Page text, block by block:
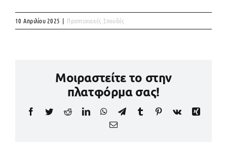
10 Απριλίου 2025 | Προπτυχιακές Σπουδές
Μοιραστείτε το στην
πλατφόρμα σας!
Facebook
TwitterRedditLinkedInWhatsApp
TelegramTumblr Pinterest
Vk
Xing
Email